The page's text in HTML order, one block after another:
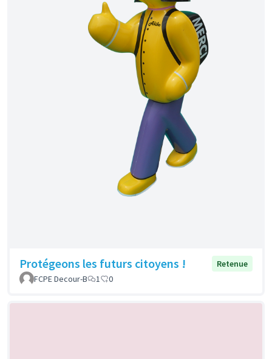
Protégeons les futurs citoyens !
Retenue
FCPE Decour-B
1 0